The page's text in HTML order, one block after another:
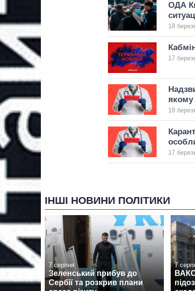
ОДА
18
17
якому
18
17
ІНШІ НОВИНИ ПОЛІТИКИ
7 серпня
Зеленський прибув до
Сербії та розкрив плани
7